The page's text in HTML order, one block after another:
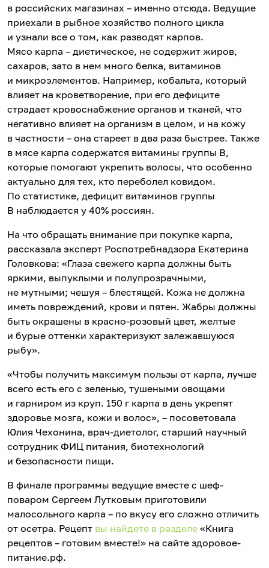
в российских магазинах – именно отсюда. Ведущие
приехали в рыбное хозяйство полного цикла
и узнали все о том, как разводят карпов.
Мясо карпа – диетическое, не содержит жиров,
сахаров, зато в нем много белка, витаминов
и микроэлементов. Например, кобальта, который
влияет на кроветворение, при его дефиците
страдает кровоснабжение органов и тканей, что
негативно влияет на организм в целом, и на кожу
в частности – она стареет в два раза быстрее. Также
в мясе карпа содержатся витамины группы В,
которые помогают укрепить волосы, что особенно
актуально для тех, кто переболел ковидом.
По статистике, дефицит витаминов группы
В наблюдается у 40% россиян.
На что обращать внимание при покупке карпа,
рассказала эксперт Роспотребнадзора Екатерина
Головкова: «Глаза свежего карпа должны быть
яркими, выпуклыми и полупрозрачными,
не мутными; чешуя – блестящей. Кожа не должна
иметь повреждений, крови и пятен. Жабры должны
быть окрашены в красно-розовый цвет, желтые
и бурые оттенки характеризуют залежавшуюся
рыбу».
«Чтобы получить максимум пользы от карпа, лучше
всего есть его с зеленью, тушеными овощами
и гарниром из круп. 150 г карпа в день укрепят
здоровье мозга, кожи и волос», – посоветовала
Юлия Чехонина, врач-диетолог, старший научный
сотрудник ФИЦ питания, биотехнологий
и безопасности пищи.
В финале программы ведущие вместе с шеф-
поваром Сергеем Лутковым приготовили
малосольного карпа – по вкусу его сложно отличить
от осетра. Рецепт вы найдете в разделе «Книга
рецептов – готовим вместе!» на сайте здоровое-
питание.рф.